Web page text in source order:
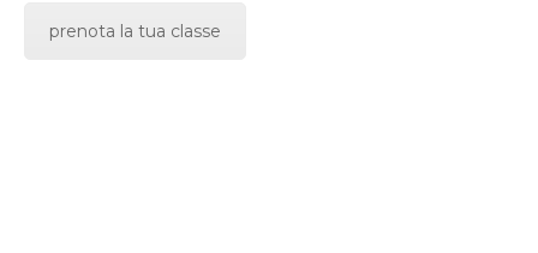
prenota la tua classe